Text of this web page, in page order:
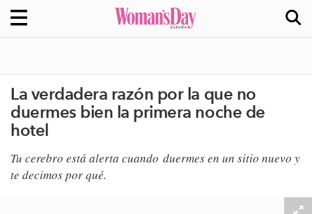
La verdadera razón por la que no
duermes bien la primera noche de
hotel
Tu cerebro está alerta cuando duermes en un sitio nuevo ​ y
te decimos por qué.